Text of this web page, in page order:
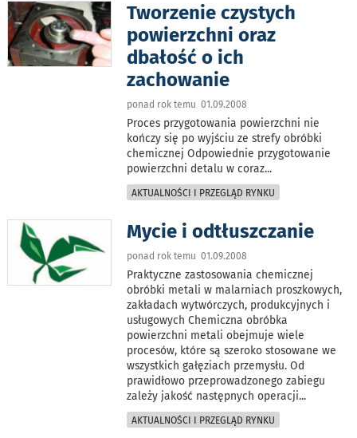
Tworzenie czystych
powierzchni oraz
dbałość o ich
zachowanie
ponad rok temu 01.09.2008
Proces przygotowania powierzchni nie
kończy się po wyjściu ze strefy obróbki
chemicznej Odpowiednie przygotowanie
powierzchni detalu w coraz...
AKTUALNOŚCI I PRZEGLĄD RYNKU
Mycie i odtłuszczanie
ponad rok temu 01.09.2008
Praktyczne zastosowania chemicznej
obróbki metali w malarniach proszkowych,
zakładach wytwórczych, produkcyjnych i
usługowych Chemiczna obróbka
powierzchni metali obejmuje wiele
procesów, które są szeroko stosowane we
wszystkich gałęziach przemysłu. Od
prawidłowo przeprowadzonego zabiegu
zależy jakość następnych operacji...
AKTUALNOŚCI I PRZEGLĄD RYNKU